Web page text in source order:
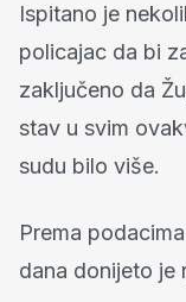
Ispitano je
policajac da bi
zaključeno da
stav u svim
sudu bilo više.
Prema
dana donijeto je